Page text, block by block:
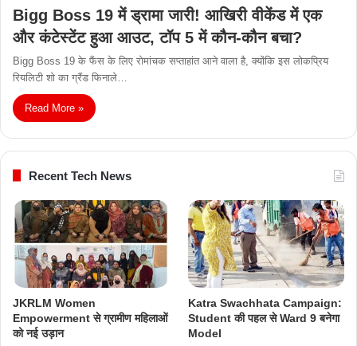
Bigg Boss 19 में ड्रामा जारी! आखिरी वीकेंड में एक
और कंटेस्टेंट हुआ आउट, टॉप 5 में कौन-कौन बचा?
Bigg Boss 19 के फैंस के लिए रोमांचक सप्ताहांत आने वाला है, क्योंकि इस लोकप्रिय
रियलिटी शो का ग्रैंड फिनाले…
Read More »
Recent Tech News
JKRLM Women
Empowerment से ग्रामीण महिलाओं
को नई उड़ान
Katra Swachhata Campaign:
Student की पहल से Ward 9 बनेगा
Model